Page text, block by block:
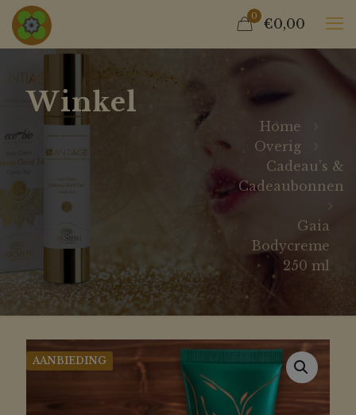
0 €0,00
Winkel
Home
Overig
Cadeau’s &
Cadeaubonnen
Gaia
Bodycreme
250 ml
AANBIEDING